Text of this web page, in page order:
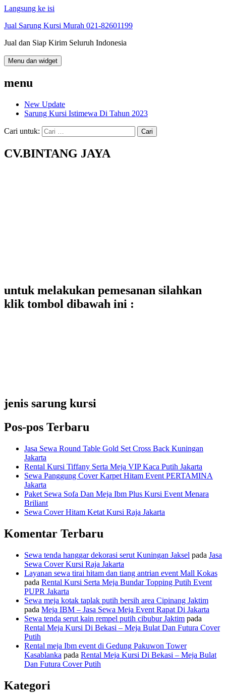
Langsung ke isi
Jual Sarung Kursi Murah 021-82601199
Jual dan Siap Kirim Seluruh Indonesia
Menu dan widget
menu
New Update
Sarung Kursi Istimewa Di Tahun 2023
Cari untuk:
CV.BINTANG JAYA
untuk melakukan pemesanan silahkan
klik tombol dibawah ini :
jenis sarung kursi
Pos-pos Terbaru
Jasa Sewa Round Table Gold Set Cross Back Kuningan
Jakarta
Rental Kursi Tiffany Serta Meja VIP Kaca Putih Jakarta
Sewa Panggung Cover Karpet Hitam Event PERTAMINA
Jakarta
Paket Sewa Sofa Dan Meja Ibm Plus Kursi Event Menara
Briliant
Sewa Cover Hitam Ketat Kursi Raja Jakarta
Komentar Terbaru
Sewa tenda hanggar dekorasi serut Kuningan Jaksel pada Jasa
Sewa Cover Kursi Raja Jakarta
Layanan sewa tirai hitam dan tiang antrian event Mall Kokas
pada Rental Kursi Serta Meja Bundar Topping Putih Event
PUPR Jakarta
Sewa meja kotak taplak putih bersih area Cipinang Jaktim
pada Meja IBM – Jasa Sewa Meja Event Rapat Di Jakarta
Sewa tenda serut kain rempel putih cibubur Jaktim pada
Rental Meja Kursi Di Bekasi – Meja Bulat Dan Futura Cover
Putih
Rental meja Ibm event di Gedung Pakuwon Tower
Kasablanka pada Rental Meja Kursi Di Bekasi – Meja Bulat
Dan Futura Cover Putih
Kategori